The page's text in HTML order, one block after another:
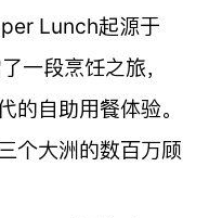
Lunch起源于
一段烹饪之旅，
的自助用餐体验。
个大洲的数百万顾